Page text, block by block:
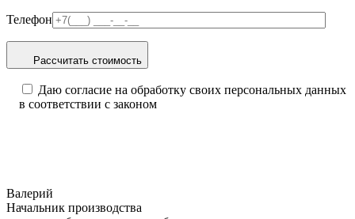
Телефон
Рассчитать стоимость
Даю согласие на обработку своих персональных данных
в соответствии с законом
Валерий
Начальник производства